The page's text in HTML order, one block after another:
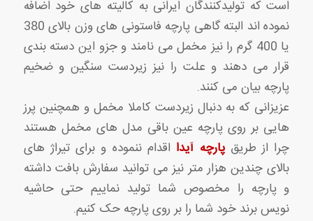
است که تولیدکنندگان ایرانی به کالیته های خود اضافه
نموده اند البته گاهی پارچه فاستونی های وزن بالای 380
یا 400 گرم را نیز مخمل می نامند و جزو این دسته بندی
قرار می دهند و علت را نیز زیردست سنگین و ضخیم
پارچه بیان می کنند.
عزیزانی که به دنبال زیردست کاملا مخمل و همچنین پرز
هایی بر روی پارچه عین باقی مدل های مخمل هستند
چرا از طریقپارچه آیدا اقدام ننموده و برای تیراژ های
بالای چندین هزار متر نیز می توانید سفارش بافت داشته
و پارچه را مخصوص شما تولید نماییم حتی حاشیه
نویس برند خود شما را بر روی پارچه حک کنیم.